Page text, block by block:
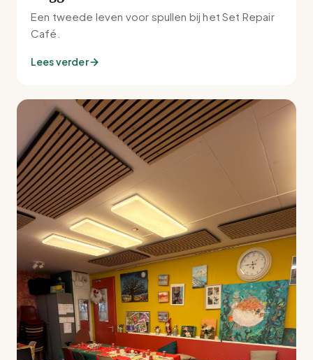
Een tweede leven voor spullen bij het Set Repair
Café.
Lees verder